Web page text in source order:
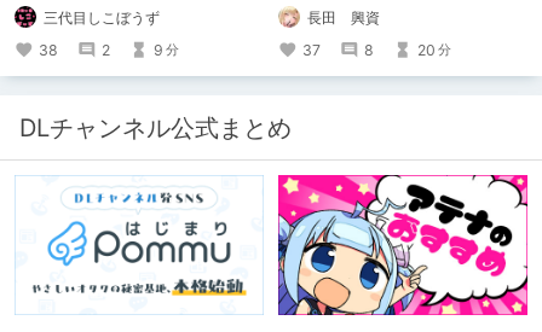
三代目しこぼうず
38
2 9 分
長田 興資
37
8 20 分
DLチャンネル公式まとめ